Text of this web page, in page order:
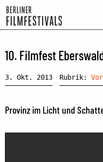
10. Filmfest
3. Okt. 2013 Rubrik:
Provinz im Licht und